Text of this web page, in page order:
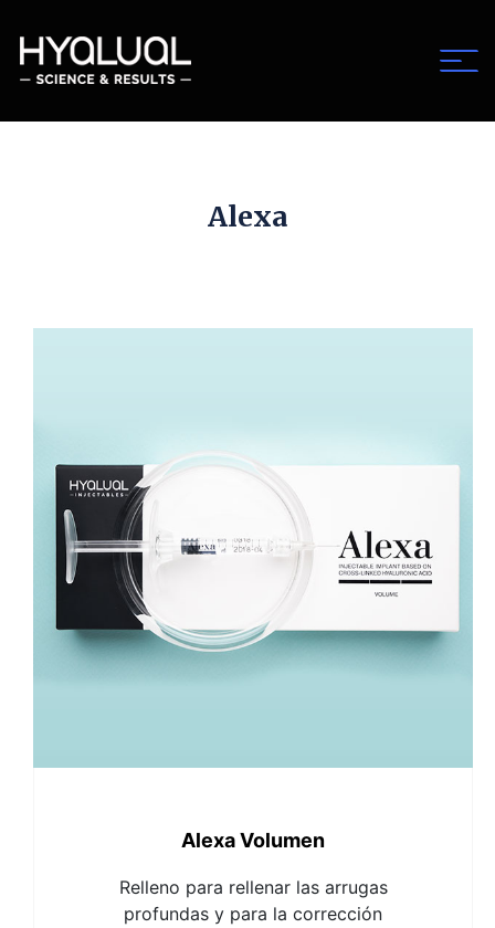
Alexa
Alexa Volumen
Relleno para rellenar las arrugas
profundas y para la corrección